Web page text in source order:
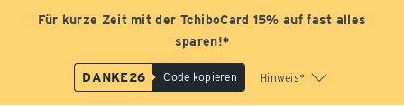
Für kurze Zeit mit der TchiboCard 15% auf fast alles
sparen!*
DANKE26 Code kopieren Hinweis*